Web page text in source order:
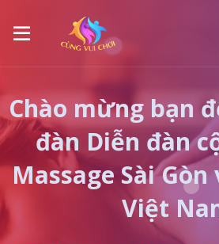
Chào mừng bạn
đàn Diễn đàn
Massage Sài
Việt